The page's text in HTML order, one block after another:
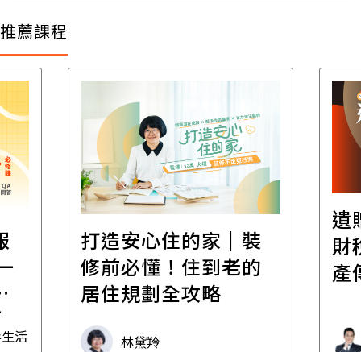
推薦課程
活
打造安心住的家｜裝
修前必懂！住到老的
居住規劃全攻略
林黛羚
遺
財
產